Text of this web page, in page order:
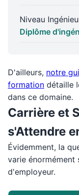
Niveau
Diplôme
D'ailleurs, notre
formation détaille
dans ce domaine.
Carrière et
s'Attendre
Évidemment, la
varie énormément
d'employeur.